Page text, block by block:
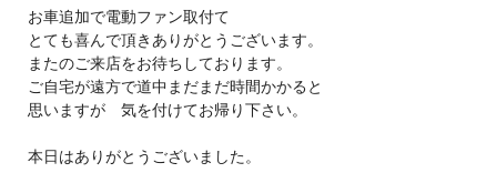
お車追加で電動ファン取付て
とても喜んで頂きありがとうございます。
またのご来店をお待ちしております。
ご自宅が遠方で道中まだまだ時間かかると
思いますが 気を付けてお帰り下さい。
本日はありがとうございました。